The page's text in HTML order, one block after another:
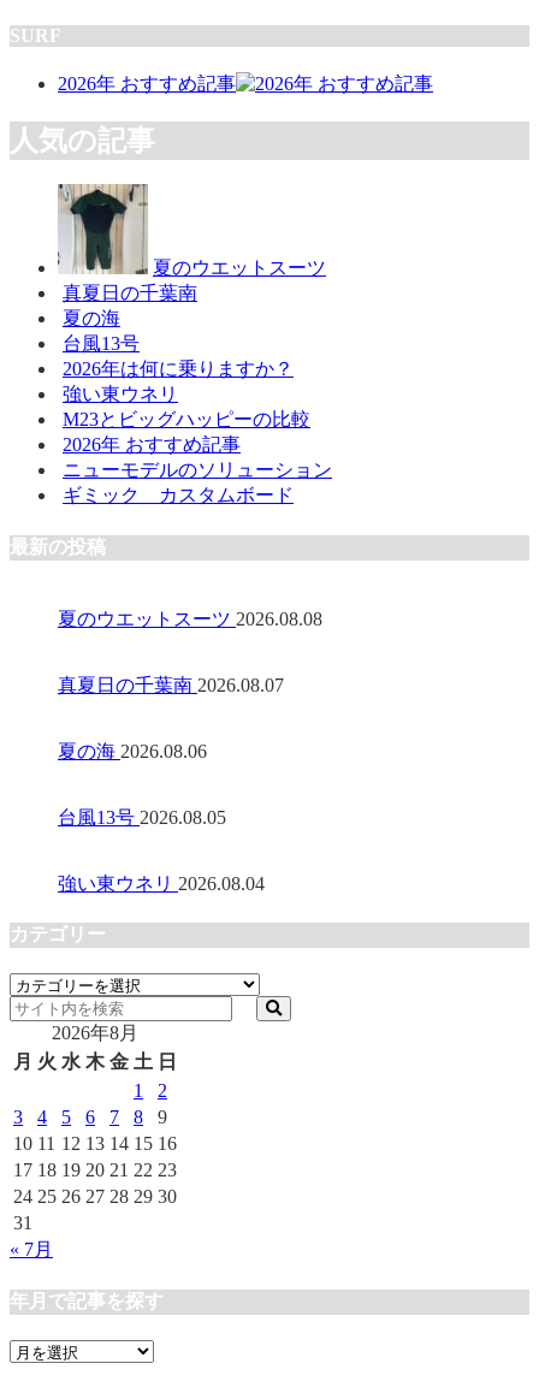
SURF
2026年 おすすめ記事
人気の記事
夏のウエットスーツ
真夏日の千葉南
夏の海
台風13号
2026年は何に乗りますか？
強い東ウネリ
M23とビッグハッピーの比較
2026年 おすすめ記事
ニューモデルのソリューション
ギミック カスタムボード
最新の投稿
夏のウエットスーツ 2026.08.08
真夏日の千葉南 2026.08.07
夏の海 2026.08.06
台風13号 2026.08.05
強い東ウネリ 2026.08.04
カテゴリー
カ
テ
リ
2026年8月
月 火 水 木 金 土 日
1
2
3
4 5 6 7 8
9
10 11 12 13 14 15 16
17 18 19 20 21 22 23
24 25 26 27 28 29 30
31
« 7月
年月で記事を探す
年